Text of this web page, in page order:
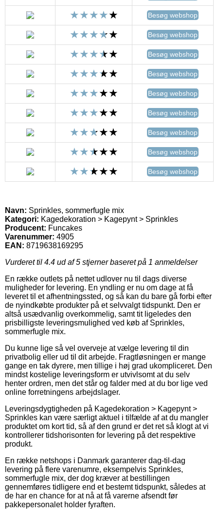
Besøg webshop
Besøg webshop
Besøg webshop
Besøg webshop
Besøg webshop
Besøg webshop
Besøg webshop
Besøg webshop
Besøg webshop
Navn: Sprinkles, sommerfugle mix
Kategori: Kagedekoration > Kagepynt > Sprinkles
Producent: Funcakes
Varenummer: 4905
EAN: 8719638169295
Vurderet til 4.4 ud af 5 stjerner baseret på 1 anmeldelser
En række outlets på nettet udlover nu til dags diverse
muligheder for levering. En yndling er nu om dage at få
leveret til et afhentningssted, og så kan du bare gå forbi efter
de nyindkøbte produkter på et selvvalgt tidspunkt. Den er
altså usædvanlig overkommelig, samt tit ligeledes den
prisbilligste leveringsmulighed ved køb af Sprinkles,
sommerfugle mix.
Du kunne lige så vel overveje at vælge levering til din
privatbolig eller ud til dit arbejde. Fragtløsningen er mange
gange en tak dyrere, men tillige i høj grad ukompliceret. Den
mindst kostelige leveringsform er utvivlsomt at du selv
henter ordren, men det står og falder med at du bor lige ved
online forretningens arbejdslager.
Leveringsdygtigheden på Kagedekoration > Kagepynt >
Sprinkles kan være særligt aktuel i tilfælde af at du mangler
produktet om kort tid, så af den grund er det ret så klogt at vi
kontrollerer tidshorisonten for levering på det respektive
produkt.
En række netshops i Danmark garanterer dag-til-dag
levering på flere varenumre, eksempelvis Sprinkles,
sommerfugle mix, der dog kræver at bestillingen
gennemføres tidligere end et bestemt tidspunkt, således at
de har en chance for at nå at få varerne afsendt før
pakkepersonalet holder fyraften.